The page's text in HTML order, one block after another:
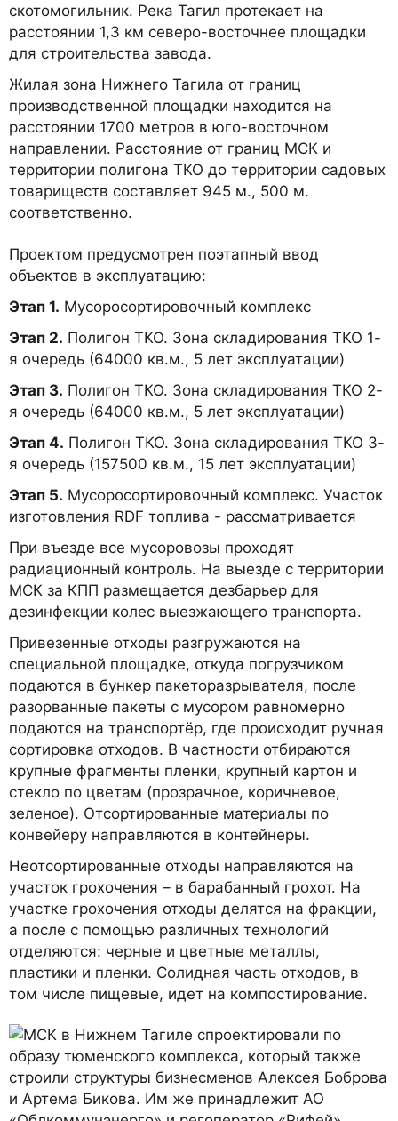
скотомогильник. Река Тагил протекает на
расстоянии 1,3 км северо-восточнее площадки
для строительства завода.
Жилая зона Нижнего Тагила от границ
производственной площадки находится на
расстоянии 1700 метров в юго-восточном
направлении. Расстояние от границ МСК и
территории полигона ТКО до территории садовых
товариществ составляет 945 м., 500 м.
соответственно.
Проектом предусмотрен поэтапный ввод
объектов в эксплуатацию:
Этап 1. Мусоросортировочный комплекс
Этап 2. Полигон ТКО. Зона складирования ТКО 1-
я очередь (64000 кв.м., 5 лет эксплуатации)
Этап 3. Полигон ТКО. Зона складирования ТКО 2-
я очередь (64000 кв.м., 5 лет эксплуатации)
Этап 4. Полигон ТКО. Зона складирования ТКО 3-
я очередь (157500 кв.м., 15 лет эксплуатации)
Этап 5. Мусоросортировочный комплекс. Участок
изготовления RDF топлива - рассматривается
При въезде все мусоровозы проходят
радиационный контроль. На выезде с территории
МСК за КПП размещается дезбарьер для
дезинфекции колес выезжающего транспорта.
Привезенные отходы разгружаются на
специальной площадке, откуда погрузчиком
подаются в бункер пакеторазрывателя, после
разорванные пакеты с мусором равномерно
подаются на транспортёр, где происходит ручная
сортировка отходов. В частности отбираются
крупные фрагменты пленки, крупный картон и
стекло по цветам (прозрачное, коричневое,
зеленое). Отсортированные материалы по
конвейеру направляются в контейнеры.
Неотсортированные отходы направляются на
участок грохочения – в барабанный грохот. На
участке грохочения отходы делятся на фракции,
а после с помощью различных технологий
отделяются: черные и цветные металлы,
пластики и пленки. Солидная часть отходов, в
том числе пищевые, идет на компостирование.